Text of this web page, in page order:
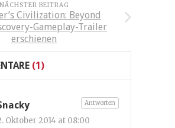
NÄCHSTER BEITRAG
Civilization: Beyond
Gameplay-Trailer
erschienen
(1)
Oktober 2014 at 08:00
Antworten